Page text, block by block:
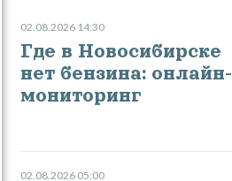
02.08.2026 14:30
Где в Новосибирске
нет бензина: онлайн-
мониторинг
02.08.2026 05:00